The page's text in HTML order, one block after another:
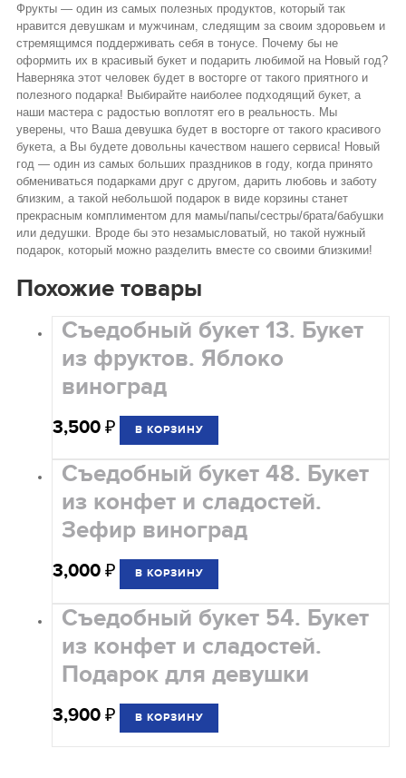
Фрукты — один из самых полезных продуктов, который так
нравится девушкам и мужчинам, следящим за своим здоровьем и
стремящимся поддерживать себя в тонусе. Почему бы не
оформить их в красивый букет и подарить любимой на Новый год?
Наверняка этот человек будет в восторге от такого приятного и
полезного подарка! Выбирайте наиболее подходящий букет, а
наши мастера с радостью воплотят его в реальность. Мы
уверены, что Ваша девушка будет в восторге от такого красивого
букета, а Вы будете довольны качеством нашего сервиса! Новый
год — один из самых больших праздников в году, когда принято
обмениваться подарками друг с другом, дарить любовь и заботу
близким, а такой небольшой подарок в виде корзины станет
прекрасным комплиментом для мамы/папы/сестры/брата/бабушки
или дедушки. Вроде бы это незамысловатый, но такой нужный
подарок, который можно разделить вместе со своими близкими!
Похожие товары
Съедобный букет 13. Букет
из фруктов. Яблоко
виноград
3,500₽ В КОРЗИНУ
Съедобный букет 48. Букет
из конфет и сладостей.
Зефир виноград
3,000₽ В КОРЗИНУ
Съедобный букет 54. Букет
из конфет и сладостей.
Подарок для девушки
3,900₽ В КОРЗИНУ